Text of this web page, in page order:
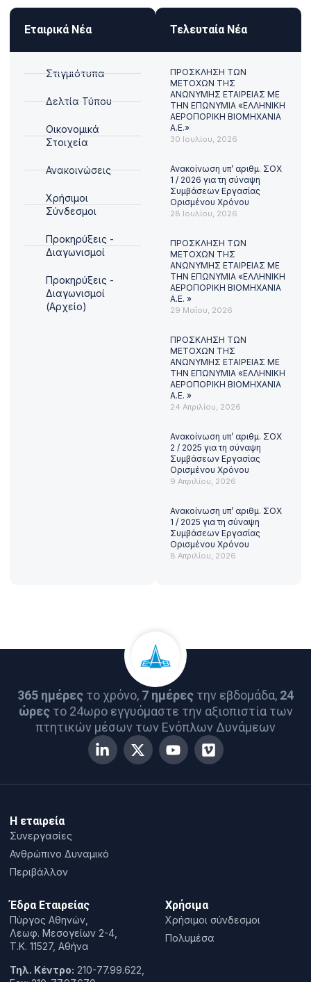
Εταιρικά Νέα
Στιγμιότυπα
Δελτία Τύπου
Οικονομικά
Στοιχεία
Ανακοινώσεις
Χρήσιμοι
Σύνδεσμοι
Προκηρύξεις -
Διαγωνισμοί
Προκηρύξεις -
Διαγωνισμοί
(Αρχείο)
Τελευταία Νέα
ΠΡΟΣΚΛΗΣΗ ΤΩΝ
ΜΕΤΟΧΩΝ ΤΗΣ
ΑΝΩΝΥΜΗΣ ΕΤΑΙΡΕΙΑΣ ΜΕ
ΤΗΝ ΕΠΩΝΥΜΙΑ «ΕΛΛΗΝΙΚΗ
ΑΕΡΟΠΟΡΙΚΗ ΒΙΟΜΗΧΑΝΙΑ
Α.Ε.»
30 Ιουλίου, 2026
Ανακοίνωση υπ’ αριθμ. ΣΟΧ
1 / 2026 για τη σύναψη
Συμβάσεων Εργασίας
Ορισμένου Χρόνου
28 Ιουλίου, 2026
ΠΡΟΣΚΛΗΣΗ ΤΩΝ
ΜΕΤΟΧΩΝ ΤΗΣ
ΑΝΩΝΥΜΗΣ ΕΤΑΙΡΕΙΑΣ ΜΕ
ΤΗΝ ΕΠΩΝΥΜΙΑ «ΕΛΛΗΝΙΚΗ
ΑΕΡΟΠΟΡΙΚΗ ΒΙΟΜΗΧΑΝΙΑ
Α.Ε. »
29 Μαΐου, 2026
ΠΡΟΣΚΛΗΣΗ ΤΩΝ
ΜΕΤΟΧΩΝ ΤΗΣ
ΑΝΩΝΥΜΗΣ ΕΤΑΙΡΕΙΑΣ ΜΕ
ΤΗΝ ΕΠΩΝΥΜΙΑ «ΕΛΛΗΝΙΚΗ
ΑΕΡΟΠΟΡΙΚΗ ΒΙΟΜΗΧΑΝΙΑ
Α.Ε. »
24 Απριλίου, 2026
Ανακοίνωση υπ’ αριθμ. ΣΟΧ
2 / 2025 για τη σύναψη
Συμβάσεων Εργασίας
Ορισμένου Χρόνου
9 Απριλίου, 2026
Ανακοίνωση υπ’ αριθμ. ΣΟΧ
1 / 2025 για τη σύναψη
Συμβάσεων Εργασίας
Ορισμένου Χρόνου
8 Απριλίου, 2026
365 ημέρες το χρόνο, 7 ημέρες την εβδομάδα, 24
ώρεςτο 24ωρο εγγυόμαστε την αξιοπιστία των
πτητικών μέσων των Ενόπλων Δυνάμεων
Έδρα Εταιρείας
Πύργος Αθηνών,
Λεωφ. Μεσογείων 2-4,
T.K. 11527, Αθήνα
Τηλ. Κέντρο: 210-77.99.622,
Η εταιρεία
Συνεργασίες
Ανθρώπινο Δυναμικό
Περιβάλλον
Χρήσιμα
Χρήσιμοι σύνδεσμοι
Πολυμέσα